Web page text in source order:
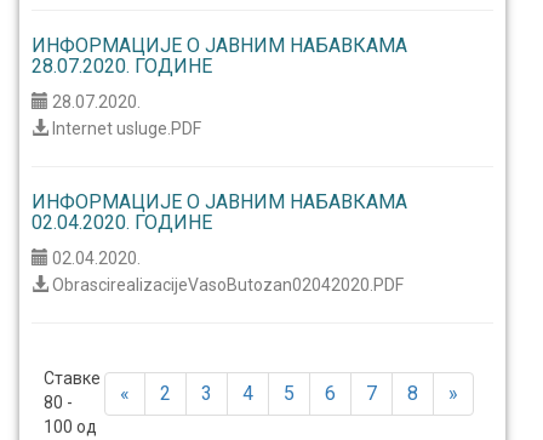
ИНФОРМАЦИЈЕ О ЈАВНИМ НАБАВКАМА
28.07.2020. ГОДИНЕ
28.07.2020.
Internet usluge.PDF
ИНФОРМАЦИЈЕ О ЈАВНИМ НАБАВКАМА
02.04.2020. ГОДИНЕ
02.04.2020.
ObrascirealizacijeVasoButozan02042020.PDF
« 2 3 4 5 6 7 8 »
Ставке
80 -
100 од